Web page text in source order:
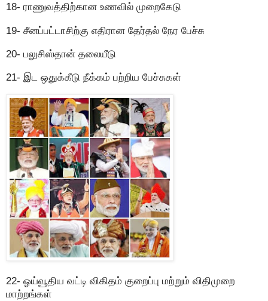
18- ராணுவத்திற்கான உணவில் முறைகேடு
19- சீனப்பட்டாசிற்கு எதிரான தேர்தல் நேர பேச்சு
20- பலுசிஸ்தான் தலையீடு
21- இட ஒதுக்கீடு நீக்கம் பற்றிய பேச்சுகள்
22- ஓய்வூதிய வட்டி விகிதம் குறைப்பு மற்றும் விதிமுறை
மாற்றங்கள்